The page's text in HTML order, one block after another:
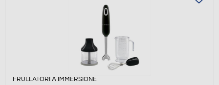
FRULLATORI A IMMERSIONE